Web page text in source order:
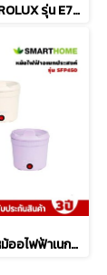
หม้อทอด ELECTROLUX รุ่น E7AF1-700P ขนาด6.9 ลิตร
SMART HOME หม้ออไฟฟ้าเนกประสงค์ 1 ลิตร รุ่น SFP450